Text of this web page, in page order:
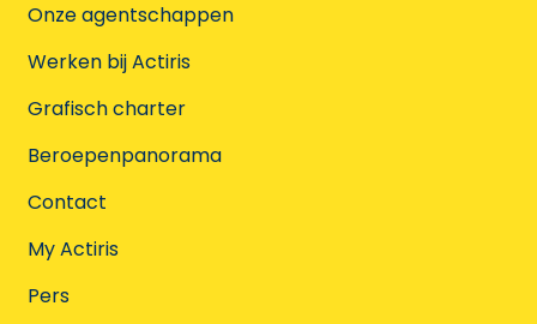
Onze agentschappen
Werken bij Actiris
Grafisch charter
Beroepenpanorama
Contact
My Actiris
Pers